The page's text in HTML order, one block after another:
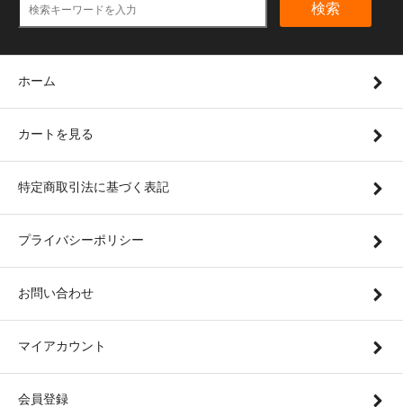
検索
ホーム
カートを見る
特定商取引法に基づく表記
プライバシーポリシー
お問い合わせ
マイアカウント
会員登録